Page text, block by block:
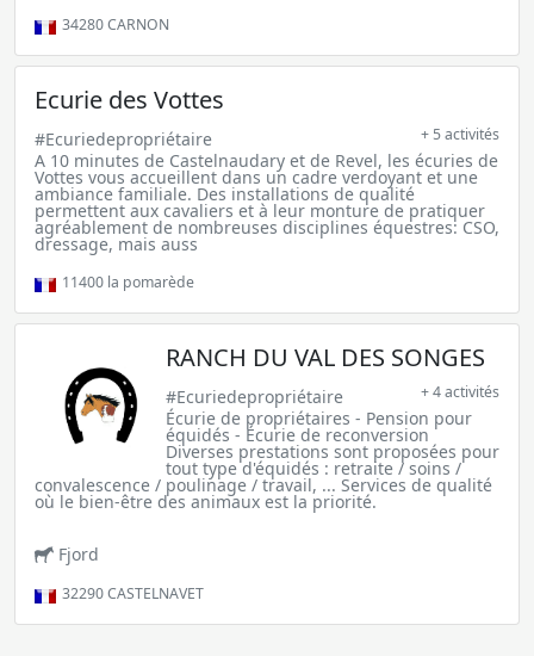
34280CARNON
Ecurie des Vottes
#Ecuriedepropriétaire + 5 activités
A 10 minutes de Castelnaudary et de Revel, les écuries de
Vottes vous accueillent dans un cadre verdoyant et une
ambiance familiale. Des installations de qualité
permettent aux cavaliers et à leur monture de pratiquer
agréablement de nombreuses disciplines équestres: CSO,
dressage, mais auss
11400 la pomarède
RANCH DU VAL DES SONGES
#Ecuriedepropriétaire + 4 activités
Écurie de propriétaires - Pension pour
équidés - Écurie de reconversion
Diverses prestations sont proposées pour
tout type d'équidés : retraite / soins /
convalescence / poulinage / travail, ... Services de qualité
où le bien-être des animaux est la priorité.
Fjord
32290CASTELNAVET